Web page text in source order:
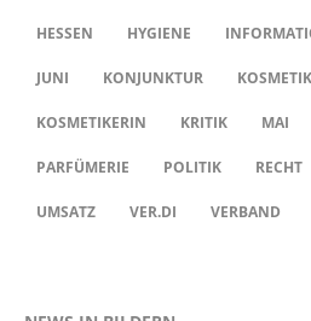
HESSEN HYGIENE
JUNI KONJUNKTUR KOSMETIK
KOSMETIKERIN KRITIK MAI
PARFÜMERIE POLITIK RECHT
UMSATZ VER.DI VERBAND